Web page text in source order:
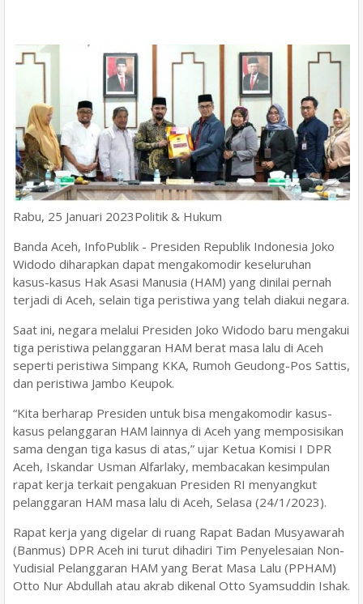
Rabu, 25 Januari 2023Politik & Hukum
Banda Aceh, InfoPublik - Presiden Republik Indonesia Joko
Widodo diharapkan dapat mengakomodir keseluruhan
kasus-kasus Hak Asasi Manusia (HAM) yang dinilai pernah
terjadi di Aceh, selain tiga peristiwa yang telah diakui negara.
Saat ini, negara melalui Presiden Joko Widodo baru mengakui
tiga peristiwa pelanggaran HAM berat masa lalu di Aceh
seperti peristiwa Simpang KKA, Rumoh Geudong-Pos Sattis,
dan peristiwa Jambo Keupok.
“Kita berharap Presiden untuk bisa mengakomodir kasus-
kasus pelanggaran HAM lainnya di Aceh yang memposisikan
sama dengan tiga kasus di atas,” ujar Ketua Komisi I DPR
Aceh, Iskandar Usman Alfarlaky, membacakan kesimpulan
rapat kerja terkait pengakuan Presiden RI menyangkut
pelanggaran HAM masa lalu di Aceh, Selasa (24/1/2023).
Rapat kerja yang digelar di ruang Rapat Badan Musyawarah
(Banmus) DPR Aceh ini turut dihadiri Tim Penyelesaian Non-
Yudisial Pelanggaran HAM yang Berat Masa Lalu (PPHAM)
Otto Nur Abdullah atau akrab dikenal Otto Syamsuddin Ishak.